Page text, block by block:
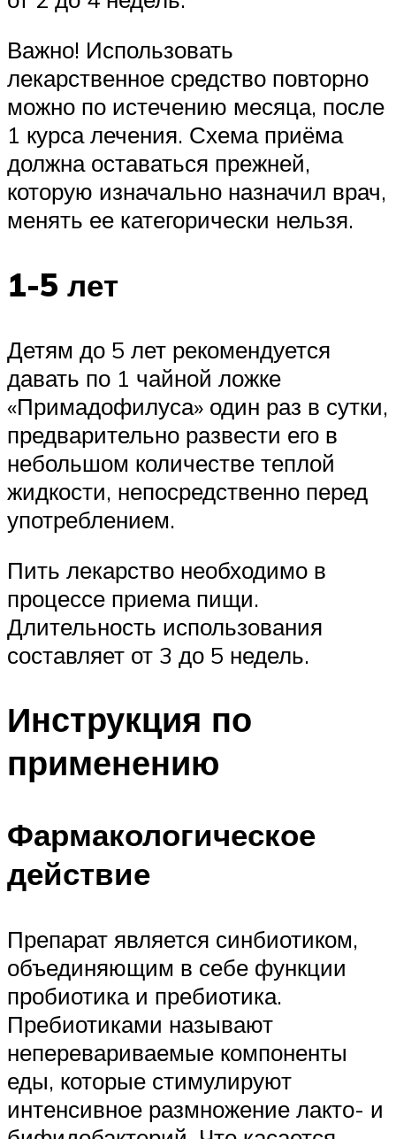
Важно! Использовать
лекарственное средство повторно
можно по истечению месяца, после
1 курса лечения. Схема приёма
должна оставаться прежней,
которую изначально назначил врач,
менять ее категорически нельзя.
1-5 лет
Детям до 5 лет рекомендуется
давать по 1 чайной ложке
«Примадофилуса» один раз в сутки,
предварительно развести его в
небольшом количестве теплой
жидкости, непосредственно перед
употреблением.
Пить лекарство необходимо в
процессе приема пищи.
Длительность использования
составляет от 3 до 5 недель.
Инструкция по
применению
Фармакологическое
действие
Препарат является синбиотиком,
объединяющим в себе функции
пробиотика и пребиотика.
Пребиотиками называют
неперевариваемые компоненты
еды, которые стимулируют
интенсивное размножение лакто- и